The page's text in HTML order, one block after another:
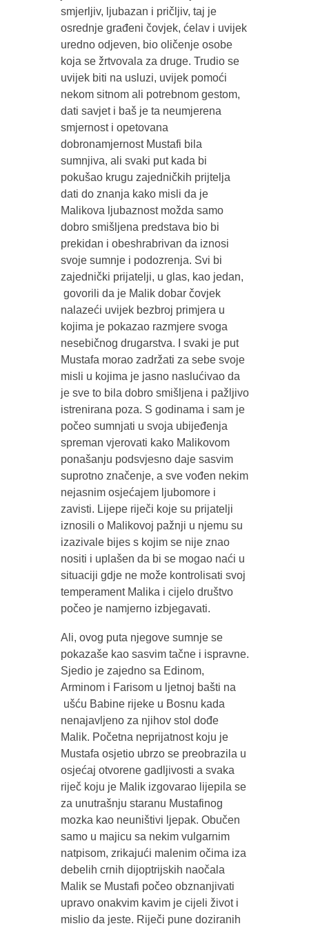
smjerljiv, ljubazan i pričljiv, taj je
osrednje građeni čovjek, ćelav i uvijek
uredno odjeven, bio oličenje osobe
koja se žrtvovala za druge. Trudio se
uvijek biti na usluzi, uvijek pomoći
nekom sitnom ali potrebnom gestom,
dati savjet i baš je ta neumjerena
smjernost i opetovana
dobronamjernost Mustafi bila
sumnjiva, ali svaki put kada bi
pokušao krugu zajedničkih prijtelja
dati do znanja kako misli da je
Malikova ljubaznost možda samo
dobro smišljena predstava bio bi
prekidan i obeshrabrivan da iznosi
svoje sumnje i podozrenja. Svi bi
zajednički prijatelji, u glas, kao jedan,
govorili da je Malik dobar čovjek
nalazeći uvijek bezbroj primjera u
kojima je pokazao razmjere svoga
nesebičnog drugarstva. I svaki je put
Mustafa morao zadržati za sebe svoje
misli u kojima je jasno naslućivao da
je sve to bila dobro smišljena i pažljivo
istrenirana poza. S godinama i sam je
počeo sumnjati u svoja ubijeđenja
spreman vjerovati kako Malikovom
ponašanju podsvjesno daje sasvim
suprotno značenje, a sve vođen nekim
nejasnim osjećajem ljubomore i
zavisti. Lijepe riječi koje su prijatelji
iznosili o Malikovoj pažnji u njemu su
izazivale bijes s kojim se nije znao
nositi i uplašen da bi se mogao naći u
situaciji gdje ne može kontrolisati svoj
temperament Malika i cijelo društvo
počeo je namjerno izbjegavati.
Ali, ovog puta njegove sumnje se
pokazaše kao sasvim tačne i ispravne.
Sjedio je zajedno sa Edinom,
Arminom i Farisom u ljetnoj bašti na
ušću Babine rijeke u Bosnu kada
nenajavljeno za njihov stol dođe
Malik. Početna neprijatnost koju je
Mustafa osjetio ubrzo se preobrazila u
osjećaj otvorene gadljivosti a svaka
riječ koju je Malik izgovarao lijepila se
za unutrašnju staranu Mustafinog
mozka kao neuništivi ljepak. Obučen
samo u majicu sa nekim vulgarnim
natpisom, zrikajući malenim očima iza
debelih crnih dijoptrijskih naočala
Malik se Mustafi počeo obznanjivati
upravo onakvim kavim je cijeli život i
mislio da jeste. Riječi pune doziranih